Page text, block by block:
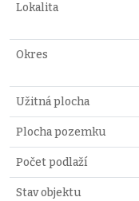
Lokalita
Okres
Užitná plocha
Plocha pozemku
Počet podlaží
Stav objektu